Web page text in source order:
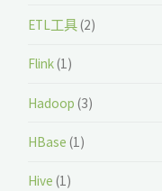
ETL工具(2)
Flink(1)
Hadoop (3)
HBase (1)
Hive (1)